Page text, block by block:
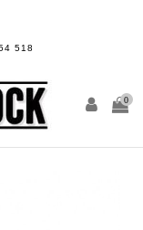
518
0